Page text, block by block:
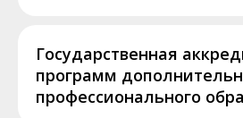
Государственная
программ
профессионального